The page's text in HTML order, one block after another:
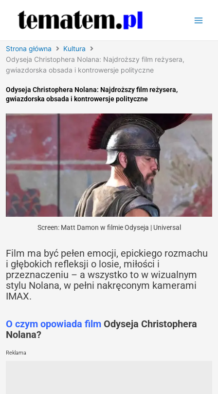
Strona główna
Kultura
Odyseja Christophera Nolana: Najdroższy film reżysera,
gwiazdorska obsada i kontrowersje polityczne
Odyseja Christophera Nolana: Najdroższy film reżysera,
gwiazdorska obsada i kontrowersje polityczne
Screen: Matt Damon w filmie Odyseja | Universal
Film ma być pełen emocji, epickiego rozmachu
i głębokich refleksji o losie, miłości i
przeznaczeniu – a wszystko to w wizualnym
stylu Nolana, w pełni nakręconym kamerami
IMAX.
O czym opowiada film Odyseja Christophera
Nolana?
Reklama